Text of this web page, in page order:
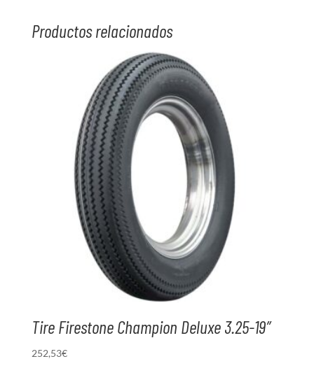
Productos relacionados
Tire Firestone Champion Deluxe 3.25-19″
252,53€